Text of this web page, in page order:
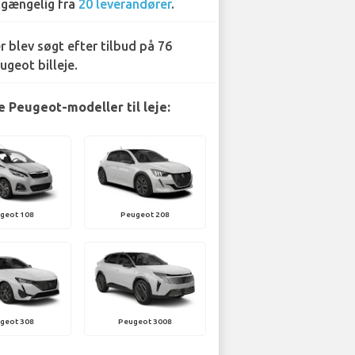
fra 20 leverandører.
blev søgt efter tilbud på 76
billeje.
Peugeot-modeller til leje:
108 Peugeot 208
308 Peugeot 3008